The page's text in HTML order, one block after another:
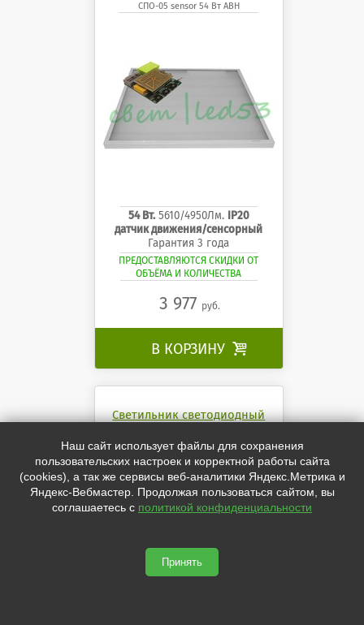
СПО-05 sensor 54 Вт АВН
54 Вт.5610/4950Лм. IP20
датчик движения/сенсорный
Гарантия 3 года
ПРЕДОСТАВЛЯЮТСЯ СКИДКИ ОТ
ОБЪЁМА И КОЛИЧЕСТВА
3 977 руб.
В КОРЗИНУ 
Светильник светодиодный
СПО-06 54Вт. IP54 АВН
Наш сайт использует файлы для сохранения
пользовательских настроек и корректной работы сайта
(cookies), а так же сервисы веб-аналитики Яндекс.Метрика и
Яндекс-Вебмастер. Продолжая пользоваться сайтом, вы
соглашаетесь с политикой конфиденциальности
Принять